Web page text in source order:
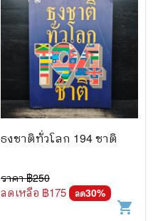
ธงชาติทั่วโลก 194 ชาติ
ราคา ฿250
ลดเหลือ ฿175 ลด30%
shopping_cart